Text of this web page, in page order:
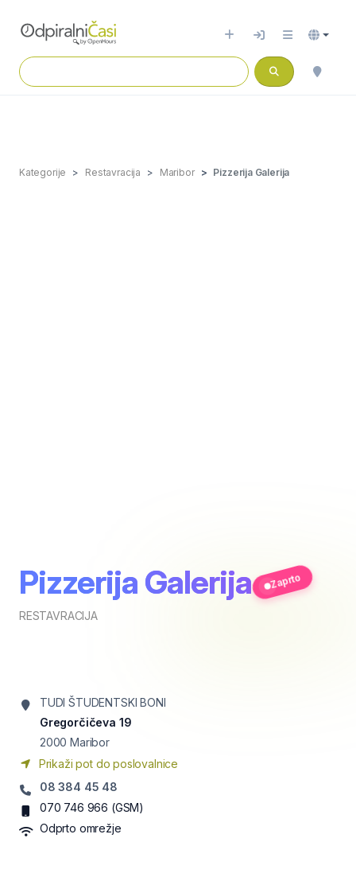
Kategorije Restavracija Maribor Pizzerija Galerija
Pizzerija Galerija
RESTAVRACIJA
Zaprto
TUDI ŠTUDENTSKI BONI
Gregorčičeva 19
2000 Maribor
Prikaži pot do poslovalnice
08 384 45 48
070 746 966 (GSM)
Odprto omrežje